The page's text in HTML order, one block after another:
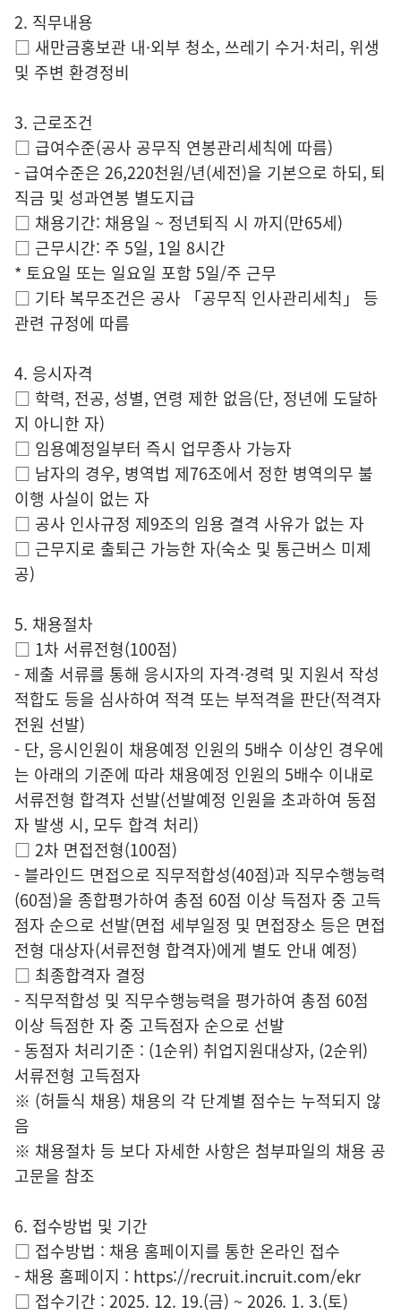
2. 직무내용
□ 새만금홍보관 내·외부 청소, 쓰레기 수거·처리, 위생
및 주변 환경정비
3. 근로조건
□ 급여수준(공사 공무직 연봉관리세칙에 따름)
- 급여수준은 26,220천원/년(세전)을 기본으로 하되, 퇴
직금 및 성과연봉 별도지급
□ 채용기간: 채용일 ~ 정년퇴직 시 까지(만65세)
□ 근무시간: 주 5일, 1일 8시간
* 토요일 또는 일요일 포함 5일/주 근무
□ 기타 복무조건은 공사 「공무직 인사관리세칙」 등
관련 규정에 따름
4. 응시자격
□ 학력, 전공, 성별, 연령 제한 없음(단, 정년에 도달하
지 아니한 자)
□ 임용예정일부터 즉시 업무종사 가능자
□ 남자의 경우, 병역법 제76조에서 정한 병역의무 불
이행 사실이 없는 자
□ 공사 인사규정 제9조의 임용 결격 사유가 없는 자
□ 근무지로 출퇴근 가능한 자(숙소 및 통근버스 미제
공)
5. 채용절차
□ 1차 서류전형(100점)
- 제출 서류를 통해 응시자의 자격·경력 및 지원서 작성
적합도 등을 심사하여 적격 또는 부적격을 판단(적격자
전원 선발)
- 단, 응시인원이 채용예정 인원의 5배수 이상인 경우에
는 아래의 기준에 따라 채용예정 인원의 5배수 이내로
서류전형 합격자 선발(선발예정 인원을 초과하여 동점
자 발생 시, 모두 합격 처리)
□ 2차 면접전형(100점)
- 블라인드 면접으로 직무적합성(40점)과 직무수행능력
(60점)을 종합평가하여 총점 60점 이상 득점자 중 고득
점자 순으로 선발(면접 세부일정 및 면접장소 등은 면접
전형 대상자(서류전형 합격자)에게 별도 안내 예정)
□ 최종합격자 결정
- 직무적합성 및 직무수행능력을 평가하여 총점 60점
이상 득점한 자 중 고득점자 순으로 선발
- 동점자 처리기준 : (1순위) 취업지원대상자, (2순위)
서류전형 고득점자
※ (허들식 채용) 채용의 각 단계별 점수는 누적되지 않
음
※ 채용절차 등 보다 자세한 사항은 첨부파일의 채용 공
고문을 참조
6. 접수방법 및 기간
□ 접수방법 : 채용 홈페이지를 통한 온라인 접수
- 채용 홈페이지 : https://recruit.incruit.com/ekr
□ 접수기간 : 2025. 12. 19.(금) ~ 2026. 1. 3.(토)